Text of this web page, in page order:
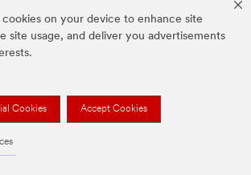
cookies on your device to enhance site
site usage, and deliver you advertisements
Cookies Accept Cookies